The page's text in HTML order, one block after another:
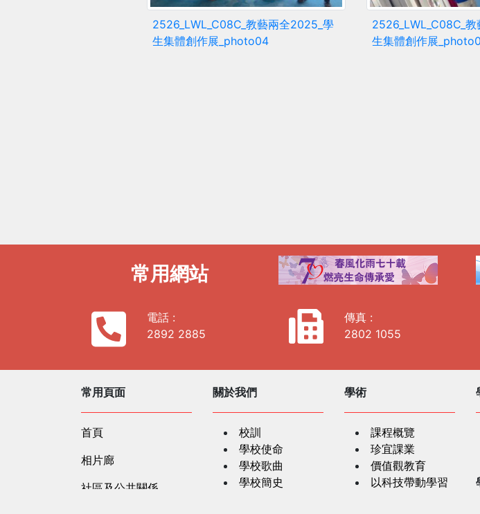
2526_LWL_C08C_教藝兩全2025_學
生集體創作展_photo04
2526_LWL_C08C_
生集體創作展
常用網站
電話 :
2892 2885
傳真 :
2802 1055
常用頁面
首頁
相片廊
社區及公共關係
關於我們
校訓
學校使命
學校歌曲
學校簡史
學術
課程概覽
珍宜課業
價值觀教育
以科技帶動學習